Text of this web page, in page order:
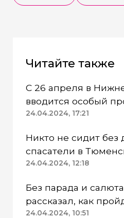
Читайте также
С 26 апреля в
вводится особый
режим
24.04.2024, 17:21
Никто не сидит без
спасатели в
работают в две
24.04.2024, 12:18
Без парада и
рассказал, как
24.04.2024, 10:51